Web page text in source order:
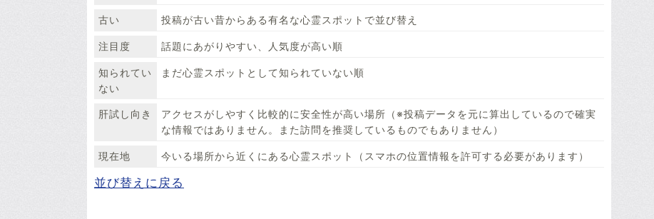
古い 投稿が古い昔からある有名な心霊スポットで並び替え
注目度 話題にあがりやすい、人気度が高い順
知られてい
ない
まだ心霊スポットとして知られていない順
肝試し向き
アクセスがしやすく比較的に安全性が高い場所（※投稿データを元に算出しているので確実
な情報ではありません。また訪問を推奨しているものでもありません）
現在地 今いる場所から近くにある心霊スポット（スマホの位置情報を許可する必要があります）
並び替えに戻る